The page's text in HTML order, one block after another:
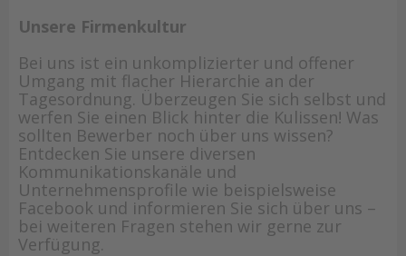
Unsere Firmenkultur
Bei uns ist ein unkomplizierter und offener
Umgang mit flacher Hierarchie an der
Tagesordnung. Überzeugen Sie sich selbst und
werfen Sie einen Blick hinter die Kulissen! Was
sollten Bewerber noch über uns wissen?
Entdecken Sie unsere diversen
Kommunikationskanäle und
Unternehmensprofile wie beispielsweise
Facebook und informieren Sie sich über uns –
bei weiteren Fragen stehen wir gerne zur
Verfügung.